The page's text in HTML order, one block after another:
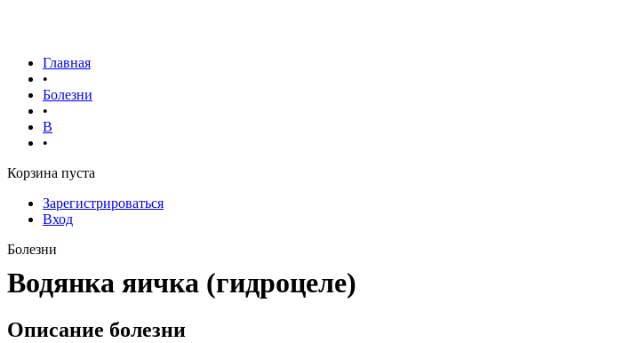
Главная
•
Болезни
•
В
•
Корзина пуста
Зарегистрироваться
Вход
Болезни
Водянка яичка (гидроцеле)
Описание болезни